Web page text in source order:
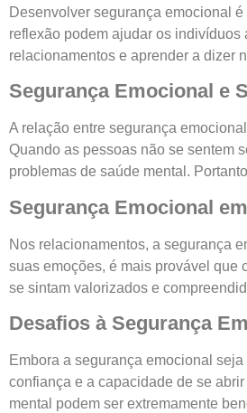
Desenvolver segurança emocional
reflexão podem ajudar os
relacionamentos e aprender a dizer
Segurança Emocional e
A relação entre segurança
Quando as pessoas não se sentem
problemas de saúde mental.
Segurança Emocional
Nos relacionamentos, a segurança
suas emoções, é mais provável que
se sintam valorizados e
Desafios à Segurança
Embora a segurança emocional
confiança e a capacidade de se
mental podem ser extremamente